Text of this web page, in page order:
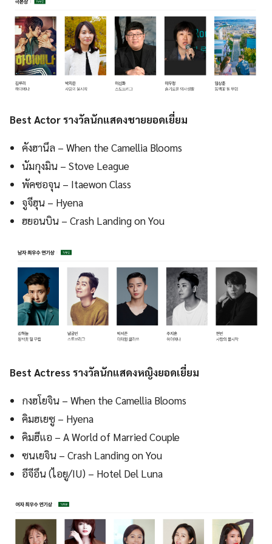
Best Actor รางวัลนักแสดงชายยอดเยี่ยม
คังฮานึล – When the Camellia Blooms
นัมกุงมิน – Stove League
พัคซอจุน – Itaewon Class
จูจีฮุน – Hyena
ฮยอนบิน – Crash Landing on You
Best Actress รางวัลนักแสดงหญิงยอดเยี่ยม
กงฮโยจิน – When the Camellia Blooms
คิมฮเยซู – Hyena
คิมฮีแอ – A World of Married Couple
ซนเยจิน – Crash Landing on You
อีจีอึน (ไอยู/IU) – Hotel Del Luna